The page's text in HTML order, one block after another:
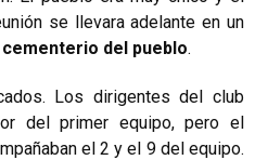
se llevara adelante en un
del pueblo.
Los dirigentes del club
del primer equipo, pero el
el 2 y el 9 del equipo.